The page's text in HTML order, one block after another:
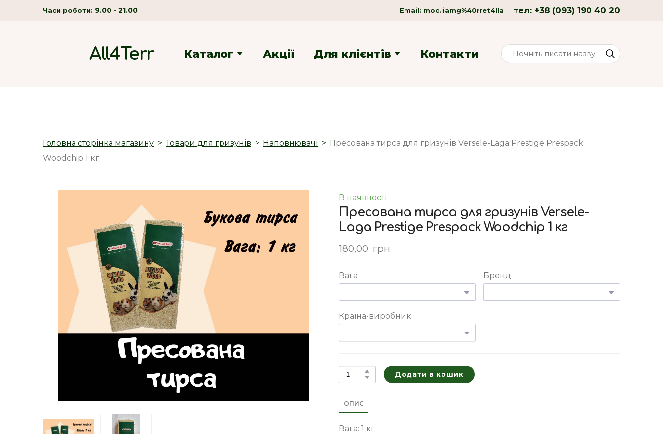
Часи роботи: 9.00 - 21.00 Email: moc.liamg%40rret4lla тел: +38 (093) 190 40 20
All4Terr Каталог Акції Для клієнтів Контакти
Головна сторінка магазину Товари для гризунів Наповнювачі
Пресована тирса для гризунів Versele-Laga Prestige Prespack
Woodchip 1 кг
В наявності
Пресована тирса для гризунів Versele-
Laga Prestige Prespack Woodchip 1 кг
180,00  грн
Вага Бренд
Країна-виробник
Додати в кошик
ОПИС
Вага: 1 кг